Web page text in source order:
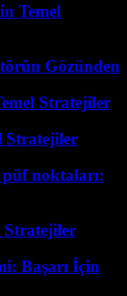
Temel
Gözünden
Stratejiler
Stratejiler
püf noktaları:
Stratejiler
Başarı İçin